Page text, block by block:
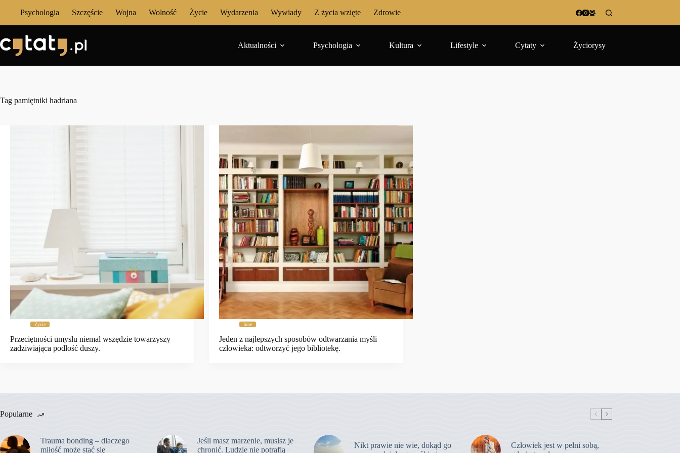
Psychologia Szczęście Wojna Wolność Życie Wydarzenia Wywiady Z życia wzięte Zdrowie
Aktualności Psychologia Kultura Lifestyle Cytaty Życiorysy
Tag pamiętniki hadriana
Życie
Przeciętności umysłu niemal wszędzie towarzyszy
zadziwiająca podłość duszy.
Inne
Jeden z najlepszych sposobów odtwarzania myśli
człowieka: odtworzyć jego bibliotekę.
Popularne
Trauma bonding – dlaczego
miłość może stać się
Jeśli masz marzenie, musisz je
chronić. Ludzie nie potrafią
Nikt prawie nie wie, dokąd go
Człowiek jest w pełni sobą,